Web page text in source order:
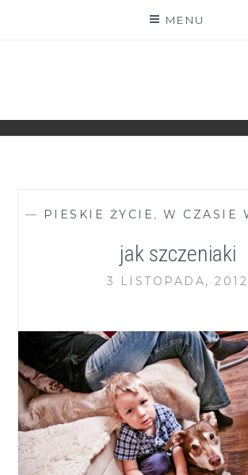
MENU
— PIESKIE ŻYCIE , W CZASIE
jak szczeniaki
3 LISTOPADA, 2012